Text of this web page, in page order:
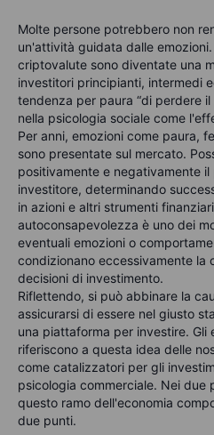
Molte persone potrebbero non
un'attività guidata dalle
criptovalute sono diventate una
investitori principianti, intermedi
tendenza per paura “di perdere
nella psicologia sociale come
Per anni, emozioni come paura,
sono presentate sul mercato.
positivamente e negativamente
investitore, determinando
in azioni e altri strumenti
autoconsapevolezza è uno dei
eventuali emozioni o
condizionano eccessivamente la
decisioni di investimento.
Riflettendo, si può abbinare la
assicurarsi di essere nel giusto
una piattaforma per investire. Gli
riferiscono a questa idea delle
come catalizzatori per gli
psicologia commerciale. Nei due
questo ramo dell'economia
due punti.